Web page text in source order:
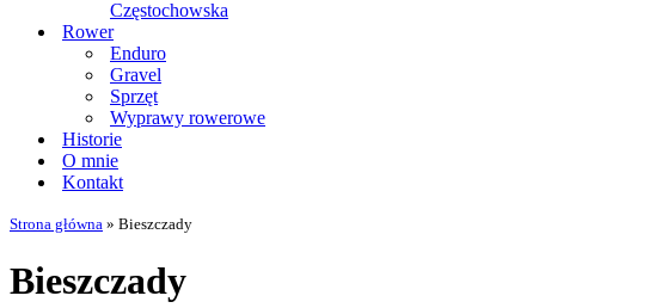
Częstochowska
Rower
Enduro
Gravel
Sprzęt
Wyprawy rowerowe
Historie
O mnie
Kontakt
Strona główna » Bieszczady
Bieszczady